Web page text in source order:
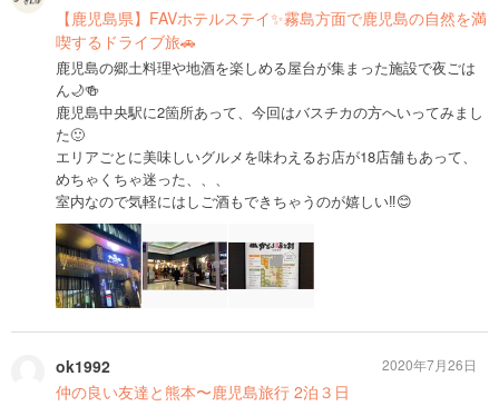
【鹿児島県】FAVホテルステイ✨霧島方面で鹿児島の自然を満
喫するドライブ旅🚗
鹿児島の郷土料理や地酒を楽しめる屋台が集まった施設で夜ごは
ん🌙🍻
鹿児島中央駅に2箇所あって、今回はバスチカの方へいってみまし
た🙂
エリアごとに美味しいグルメを味わえるお店が18店舗もあって、
めちゃくちゃ迷った、、、
室内なので気軽にはしご酒もできちゃうのが嬉しい‼️😊
ok1992
仲の良い友達と熊本〜鹿児島旅行 2泊３日
2020年7月26日